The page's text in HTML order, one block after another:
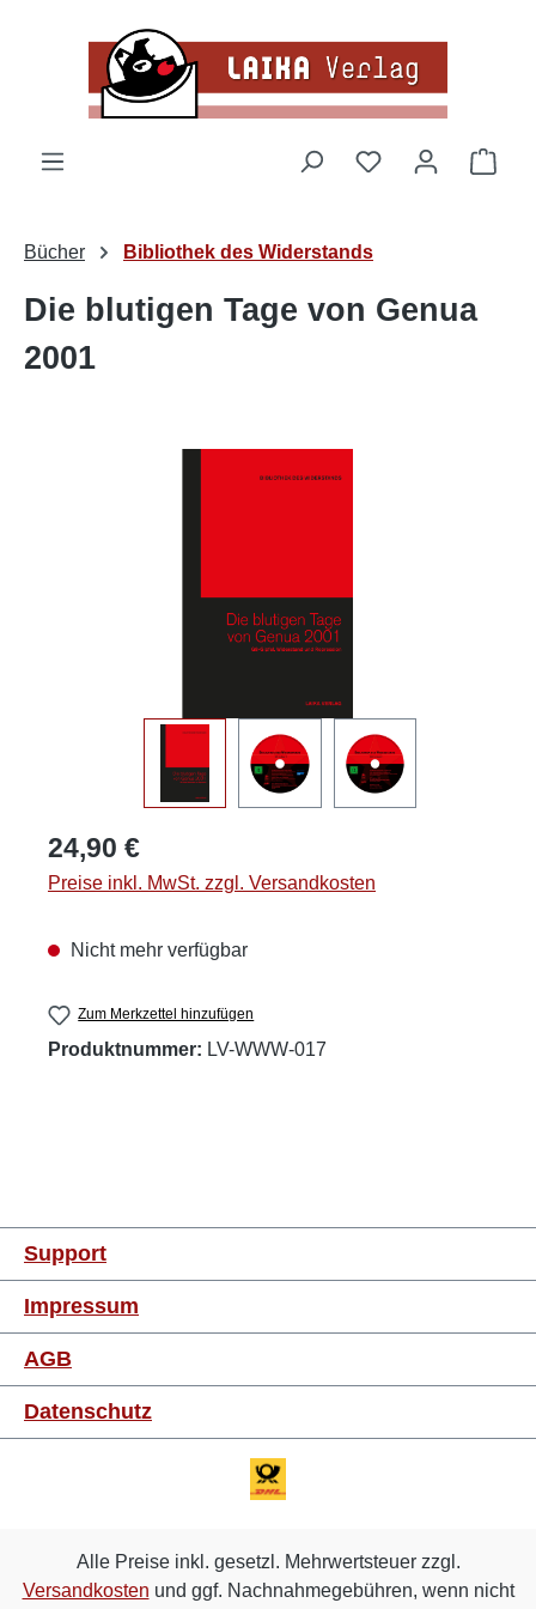
Zum Hauptinhalt springen
Du hast 0
Bücher Bibliothek des Widerstands
Die blutigen Tage von Genua
2001
Regulärer Preis:
24,90 €
Preise inkl. MwSt. zzgl. Versandkosten
Nicht mehr verfügbar
Zum Merkzettel hinzufügen
Produktnummer: LV-WWW-017
Support
Impressum
AGB
Datenschutz
Alle Preise inkl. gesetzl. Mehrwertsteuer zzgl.
Versandkosten und ggf. Nachnahmegebühren, wenn nicht